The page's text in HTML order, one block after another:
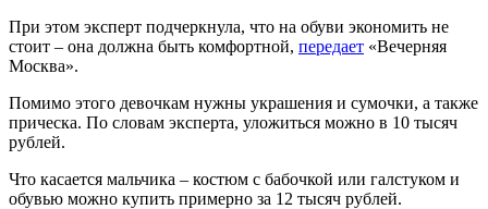
При этом эксперт подчеркнула, что на обуви экономить не
стоит – она должна быть комфортной, передает «Вечерняя
Москва».
Помимо этого девочкам нужны украшения и сумочки, а также
прическа. По словам эксперта, уложиться можно в 10 тысяч
рублей.
Что касается мальчика – костюм с бабочкой или галстуком и
обувью можно купить примерно за 12 тысяч рублей.